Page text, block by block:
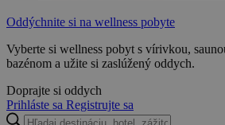
Oddýchnite si na wellness pobyte
Vyberte si wellness pobyt s vírivkou,
bazénom a užite si zaslúžený oddych.
Doprajte si oddych
Prihláste sa Registrujte sa